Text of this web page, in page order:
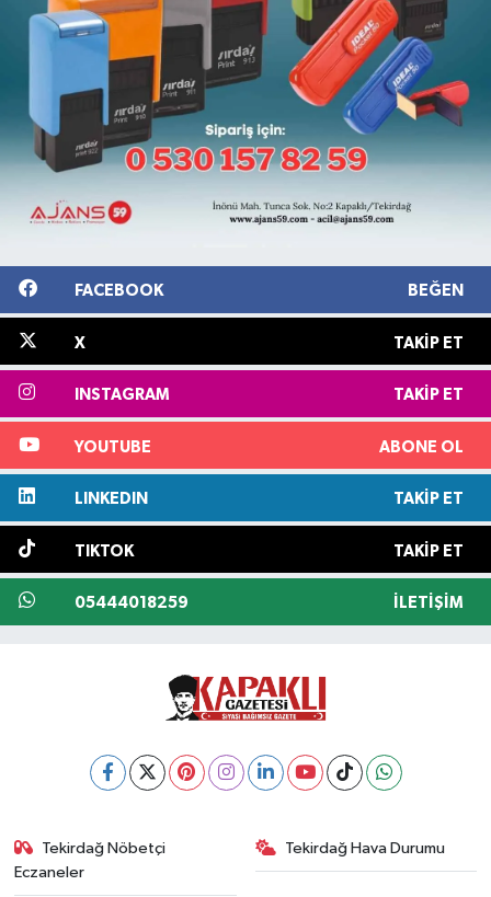
FACEBOOK BEĞEN
X TAKIP ET
INSTAGRAM TAKIP ET
YOUTUBE ABONE OL
LINKEDIN TAKIP ET
TIKTOK TAKIP ET
05444018259 İLETIŞIM
Tekirdağ Nöbetçi
Eczaneler
Tekirdağ Hava Durumu